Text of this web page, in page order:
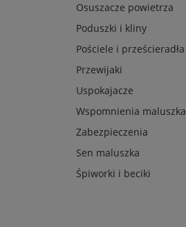
Osuszacze powietrza
Poduszki i kliny
Pościele i prześcieradła
Przewijaki
Uspokajacze
Wspomnienia maluszka
Zabezpieczenia
Sen maluszka
Śpiworki i beciki